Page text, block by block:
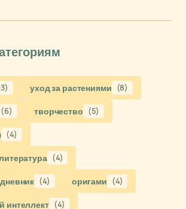
уход за растениями (8)
(6) творчество (5)
(4)
(4)
(4) оригами (4)
интеллект (4)